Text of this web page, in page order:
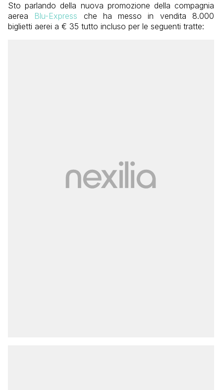
Sto parlando della nuova promozione della compagnia
aerea Blu-Express che ha messo in vendita 8.000
biglietti aerei a € 35 tutto incluso per le seguenti tratte: